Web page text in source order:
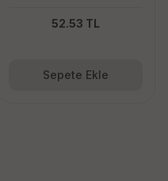
52.53 TL
Sepete Ekle